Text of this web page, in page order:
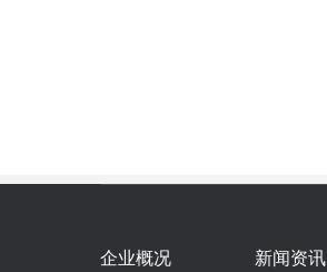
企业概况 新闻资讯